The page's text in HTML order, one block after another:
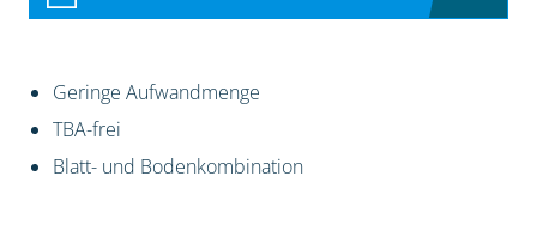
Geringe Aufwandmenge
TBA-frei
Blatt- und Bodenkombination